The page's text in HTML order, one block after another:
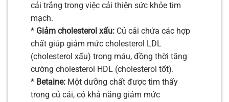
cải trắng trong việc cải thiện sức khỏe tim
mạch.
* Giảm cholesterol xấu: Củ cải chứa các hợp
chất giúp giảm mức cholesterol LDL
(cholesterol xấu) trong máu, đồng thời tăng
cường cholesterol HDL (cholesterol tốt).
* Betaine: Một dưỡng chất được tìm thấy
trong củ cải, có khả năng giảm mức